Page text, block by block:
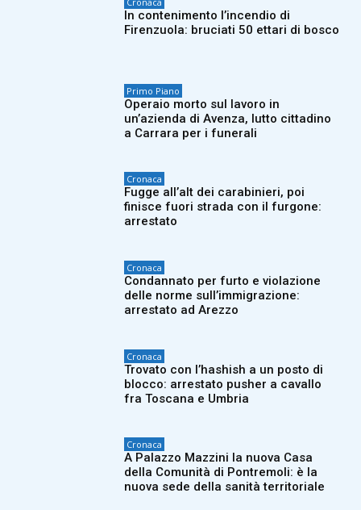
In contenimento l’incendio di
Firenzuola: bruciati 50 ettari di bosco
Primo Piano
Operaio morto sul lavoro in
un’azienda di Avenza, lutto cittadino
a Carrara per i funerali
Cronaca
Fugge all’alt dei carabinieri, poi
finisce fuori strada con il furgone:
arrestato
Cronaca
Condannato per furto e violazione
delle norme sull’immigrazione:
arrestato ad Arezzo
Cronaca
Trovato con l’hashish a un posto di
blocco: arrestato pusher a cavallo
fra Toscana e Umbria
Cronaca
A Palazzo Mazzini la nuova Casa
della Comunità di Pontremoli: è la
nuova sede della sanità territoriale